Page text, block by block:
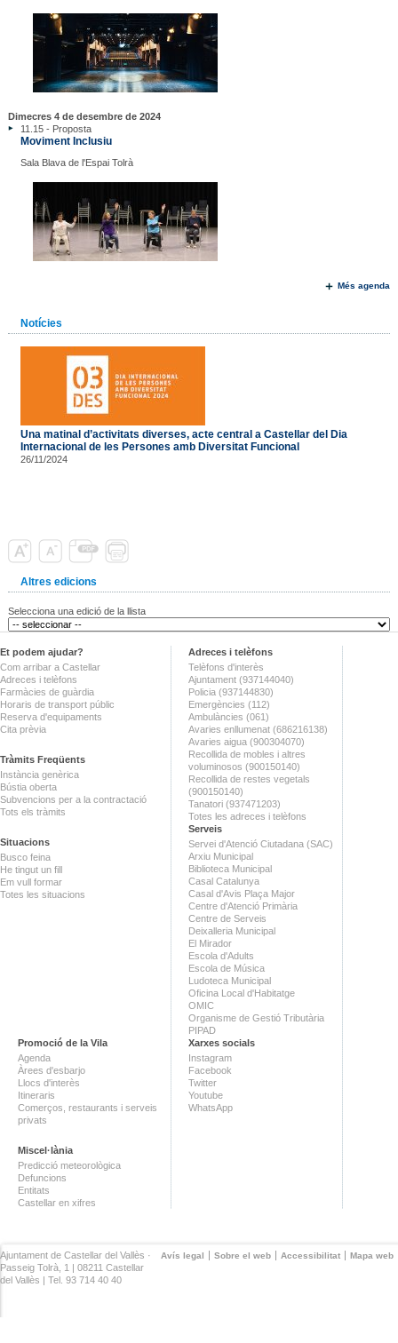
Dimecres 4 de desembre de 2024
11.15 - Proposta
Moviment Inclusiu
Sala Blava de l'Espai Tolrà
Més agenda
Notícies
Una matinal d’activitats diverses, acte central a Castellar del Dia
Internacional de les Persones amb Diversitat Funcional
26/11/2024
Altres edicions
Selecciona una edició de la llista
Et podem ajudar?
Com arribar a Castellar
Adreces i telèfons
Farmàcies de guàrdia
Horaris de transport públic
Reserva d'equipaments
Cita prèvia
Tràmits Freqüents
Instància genèrica
Bústia oberta
Subvencions per a la contractació
Tots els tràmits
Situacions
Busco feina
He tingut un fill
Em vull formar
Totes les situacions
Adreces i telèfons
Telèfons d'interès
Ajuntament (937144040)
Policia (937144830)
Emergències (112)
Ambulàncies (061)
Avaries enllumenat (686216138)
Avaries aigua (900304070)
Recollida de mobles i altres
voluminosos (900150140)
Recollida de restes vegetals
(900150140)
Tanatori (937471203)
Totes les adreces i telèfons
Serveis
Servei d'Atenció Ciutadana (SAC)
Arxiu Municipal
Biblioteca Municipal
Casal Catalunya
Casal d'Avis Plaça Major
Centre d'Atenció Primària
Centre de Serveis
Deixalleria Municipal
El Mirador
Escola d'Adults
Escola de Música
Ludoteca Municipal
Oficina Local d'Habitatge
OMIC
Organisme de Gestió Tributària
PIPAD
Promoció de la Vila
Agenda
Àrees d'esbarjo
Llocs d'interès
Itineraris
Comerços, restaurants i serveis
privats
Miscel·lània
Predicció meteorològica
Defuncions
Entitats
Castellar en xifres
Xarxes socials
Instagram
Facebook
Twitter
Youtube
WhatsApp
Avís legal Sobre el web Accessibilitat Mapa web
Ajuntament de Castellar del Vallès ·
Passeig Tolrà, 1 | 08211 Castellar
del Vallès | Tel. 93 714 40 40